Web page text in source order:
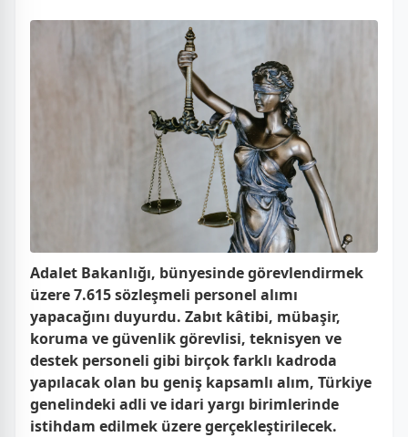
Adalet Bakanlığı, bünyesinde görevlendirmek
üzere7.615 sözleşmeli personel alımı
yapacağını duyurdu. Zabıt kâtibi, mübaşir,
koruma ve güvenlik görevlisi, teknisyen ve
destek personeli gibi birçok farklı kadroda
yapılacak olan bu geniş kapsamlı alım, Türkiye
genelindeki adli ve idari yargı birimlerinde
istihdam edilmek üzere gerçekleştirilecek.